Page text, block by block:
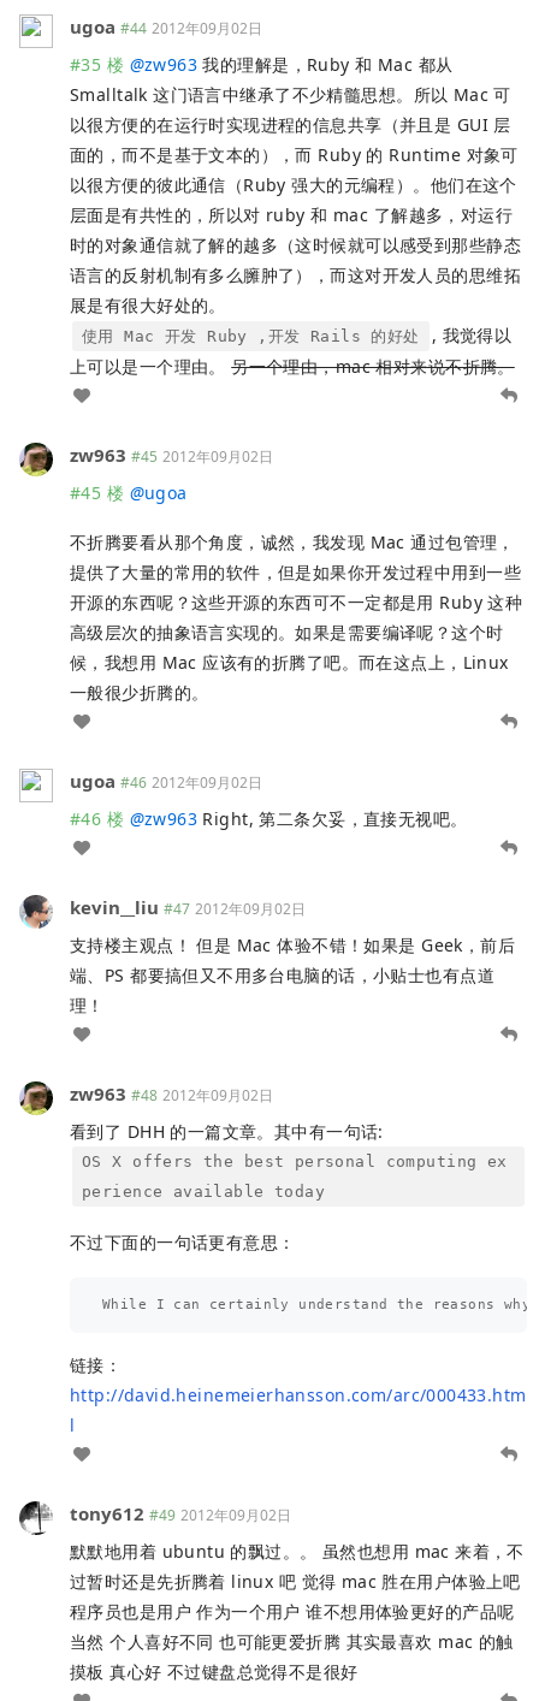
ugoa #44 2012年09月02日
#35 楼 @zw963 我的理解是，Ruby 和 Mac 都从
Smalltalk 这门语言中继承了不少精髓思想。所以 Mac 可
以很方便的在运行时实现进程的信息共享（并且是 GUI 层
面的，而不是基于文本的），而 Ruby 的 Runtime 对象可
以很方便的彼此通信（Ruby 强大的元编程）。他们在这个
层面是有共性的，所以对 ruby 和 mac 了解越多，对运行
时的对象通信就了解的越多（这时候就可以感受到那些静态
语言的反射机制有多么臃肿了），而这对开发人员的思维拓
展是有很大好处的。
使用 Mac 开发 Ruby ,开发 Rails 的好处
, 我觉得以
上可以是一个理由。另一个理由，mac 相对来说不折腾。
zw963 #45 2012年09月02日
#45 楼 @ugoa
不折腾要看从那个角度，诚然，我发现 Mac 通过包管理，
提供了大量的常用的软件，但是如果你开发过程中用到一些
开源的东西呢？这些开源的东西可不一定都是用 Ruby 这种
高级层次的抽象语言实现的。如果是需要编译呢？这个时
候，我想用 Mac 应该有的折腾了吧。而在这点上，Linux
一般很少折腾的。
ugoa #46 2012年09月02日
#46 楼 @zw963 Right, 第二条欠妥，直接无视吧。
kevin__liu #47 2012年09月02日
支持楼主观点！ 但是 Mac 体验不错！如果是 Geek，前后
端、PS 都要搞但又不用多台电脑的话，小贴士也有点道
理！
zw963 #48 2012年09月02日
看到了 DHH 的一篇文章。其中有一句话:
OS X offers the best personal computing ex
perience available today
不过下面的一句话更有意思：
链接：
http://david.heinemeierhansson.com/arc/000433.htm
l
tony612 #49 2012年09月02日
默默地用着 ubuntu 的飘过。。 虽然也想用 mac 来着，不
过暂时还是先折腾着 linux 吧 觉得 mac 胜在用户体验上吧
程序员也是用户 作为一个用户 谁不想用体验更好的产品呢
当然 个人喜好不同 也可能更爱折腾 其实最喜欢 mac 的触
摸板 真心好 不过键盘总觉得不是很好